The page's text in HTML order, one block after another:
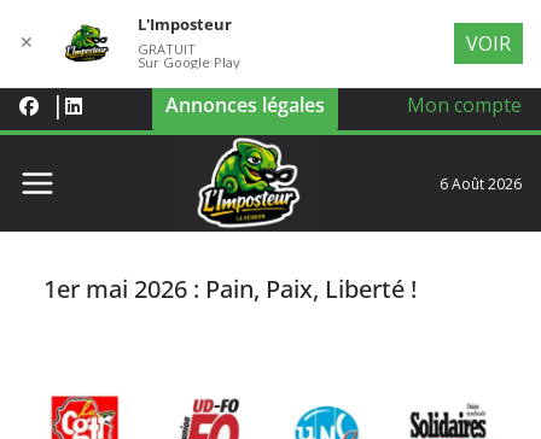
Annonces légales Mon compte
6 Août 2026
1er mai 2026 : Pain, Paix, Liberté !
✕
L'Imposteur
GRATUIT
Sur Google Play
VOIR